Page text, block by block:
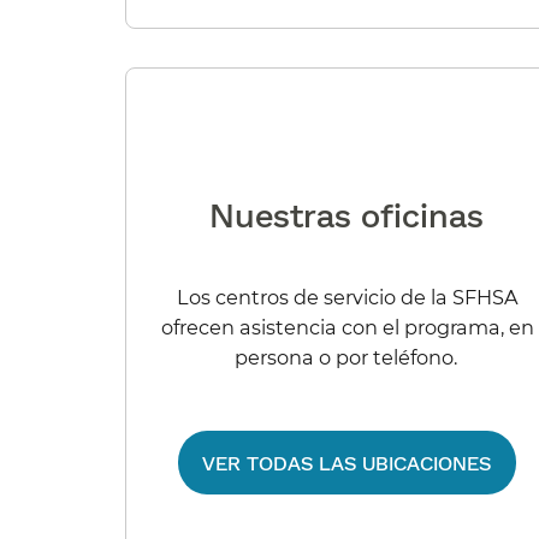
Nuestras oficinas​​
Los centros de servicio de la SFHSA
ofrecen asistencia con el programa, en
persona o por teléfono.​​
VER TODAS LAS UBICACIONES​​